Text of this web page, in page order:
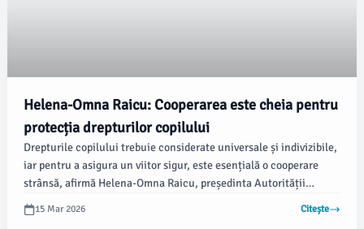
Helena-Omna Raicu: Cooperarea este cheia pentru
protecția drepturilor copilului
Drepturile copilului trebuie considerate universale și indivizibile,
iar pentru a asigura un viitor sigur, este esențială o cooperare
strânsă, afirmă Helena-Omna Raicu, președinta Autorității
Naționale pentru Protecția Drepturilor Copilului și Adopție
(ANPDCA), conform Agerpres. Raicu a subliniat importanța
15 Mar 2026 Citește